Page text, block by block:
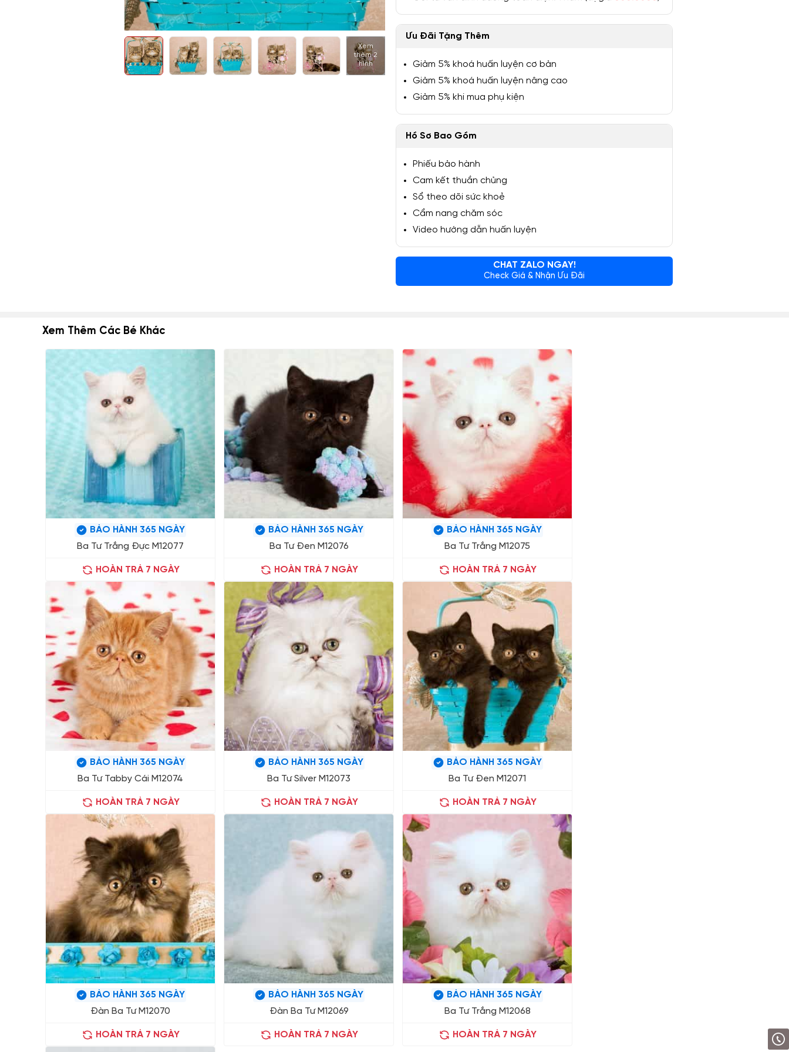
1/7
Xem
thêm 2
hình
Ưu Đãi Tặng Thêm
Giảm 5% khoá huấn luyện cơ bản
Giảm 5% khoá huấn luyện nâng cao
Giảm 5% khi mua phụ kiện
Hồ Sơ Bao Gồm
Phiếu bảo hành
Cam kết thuần chủng
Sổ theo dõi sức khoẻ
Cẩm nang chăm sóc
Video hướng dẫn huấn luyện
CHAT ZALO NGAY!
Check Giá & Nhận Ưu Đãi
Xem Thêm Các Bé Khác
BẢO HÀNH 365 NGÀY
Ba Tư Trắng Đực M12077
HOÀN TRẢ 7 NGÀY
BẢO HÀNH 365 NGÀY
Ba Tư Đen M12076
HOÀN TRẢ 7 NGÀY
BẢO HÀNH 365 NGÀY
Ba Tư Trắng M12075
HOÀN TRẢ 7 NGÀY
BẢO HÀNH 365 NGÀY
Ba Tư Tabby Cái M12074
HOÀN TRẢ 7 NGÀY
BẢO HÀNH 365 NGÀY
Ba Tư Silver M12073
HOÀN TRẢ 7 NGÀY
BẢO HÀNH 365 NGÀY
Ba Tư Đen M12071
HOÀN TRẢ 7 NGÀY
BẢO HÀNH 365 NGÀY
Đàn Ba Tư M12070
HOÀN TRẢ 7 NGÀY
BẢO HÀNH 365 NGÀY
Đàn Ba Tư M12069
HOÀN TRẢ 7 NGÀY
BẢO HÀNH 365 NGÀY
Ba Tư Trắng M12068
HOÀN TRẢ 7 NGÀY